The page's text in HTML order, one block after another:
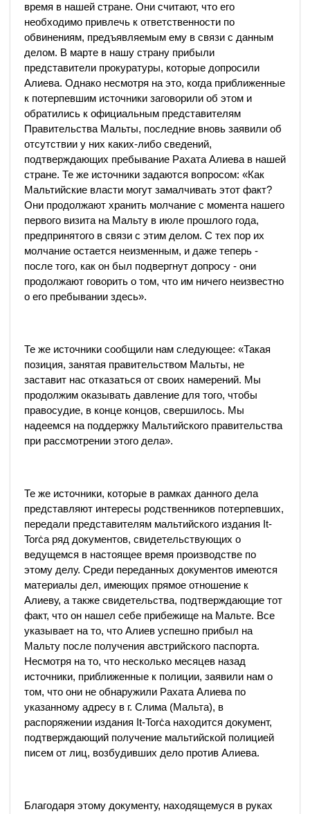
время в нашей стране. Они считают, что его
необходимо привлечь к ответственности по
обвинениям, предъявляемым ему в связи с данным
делом. В марте в нашу страну прибыли
представители прокуратуры, которые допросили
Алиева. Однако несмотря на это, когда приближенные
к потерпевшим источники заговорили об этом и
обратились к официальным представителям
Правительства Мальты, последние вновь заявили об
отсутствии у них каких-либо сведений,
подтверждающих пребывание Рахата Алиева в нашей
стране. Те же источники задаются вопросом: «Как
Мальтийские власти могут замалчивать этот факт?
Они продолжают хранить молчание с момента нашего
первого визита на Мальту в июле прошлого года,
предпринятого в связи с этим делом. С тех пор их
молчание остается неизменным, и даже теперь -
после того, как он был подвергнут допросу - они
продолжают говорить о том, что им ничего неизвестно
о его пребывании здесь».
Те же источники сообщили нам следующее: «Такая
позиция, занятая правительством Мальты, не
заставит нас отказаться от своих намерений. Мы
продолжим оказывать давление для того, чтобы
правосудие, в конце концов, свершилось. Мы
надеемся на поддержку Мальтийского правительства
при рассмотрении этого дела».
Те же источники, которые в рамках данного дела
представляют интересы родственников потерпевших,
передали представителям мальтийского издания It-
Torċa ряд документов, свидетельствующих о
ведущемся в настоящее время производстве по
этому делу. Среди переданных документов имеются
материалы дел, имеющих прямое отношение к
Алиеву, а также свидетельства, подтверждающие тот
факт, что он нашел себе прибежище на Мальте. Все
указывает на то, что Алиев успешно прибыл на
Мальту после получения австрийского паспорта.
Несмотря на то, что несколько месяцев назад
источники, приближенные к полиции, заявили нам о
том, что они не обнаружили Рахата Алиева по
указанному адресу в г. Слима (Мальта), в
распоряжении издания It-Torċa находится документ,
подтверждающий получение мальтийской полицией
писем от лиц, возбудивших дело против Алиева.
Благодаря этому документу, находящемуся в руках